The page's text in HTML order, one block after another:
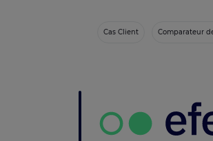
Cas Client Comparateur